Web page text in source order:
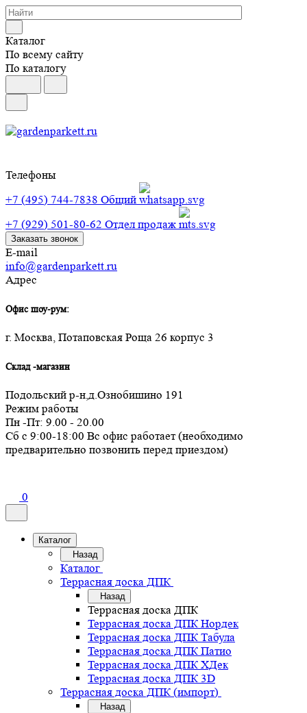
Каталог
По всему сайту
По каталогу
Телефоны
+7 (495) 744-7838 Общий
+7 (929) 501-80-62 Отдел продаж
Заказать звонок
E-mail
info@gardenparkett.ru
Адрес
Офис шоу-рум:
г. Москва, Потаповская Роща 26 корпус 3
Склад -магазин
Подольский р-н,д.Ознобишино 191
Режим работы
Пн -Пт: 9.00 - 20.00
Сб с 9:00-18:00 Вс офис работает (необходимо
предварительно позвонить перед приездом)
0
Каталог
Назад
Каталог
Террасная доска ДПК
Назад
Террасная доска ДПК
Террасная доска ДПК Нордек
Террасная доска ДПК Табула
Террасная доска ДПК Патио
Террасная доска ДПК ХДек
Террасная доска ДПК 3D
Террасная доска ДПК (импорт)
Назад